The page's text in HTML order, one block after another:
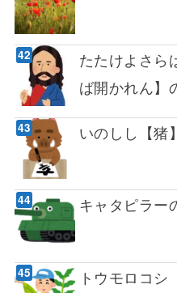
たたけよさら
ば開かれん】
いのしし【猪
キャタピラー
トウモロコ